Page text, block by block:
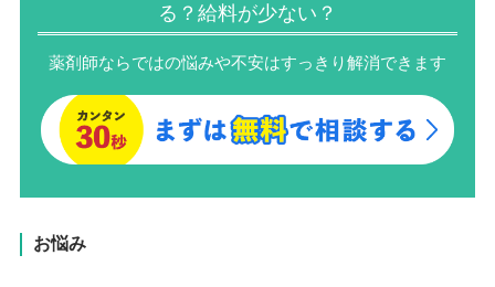
る？給料が少ない？
薬剤師ならではの悩みや不安はすっきり解消できます
お悩み